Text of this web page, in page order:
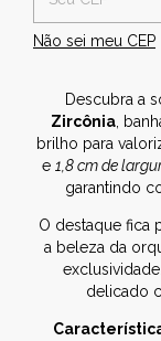
Não sei meu CEP
Descubra a
Zircônia ,
brilho para
e 1,8 cm de
garantindo
O destaque fica
a beleza da
delicado